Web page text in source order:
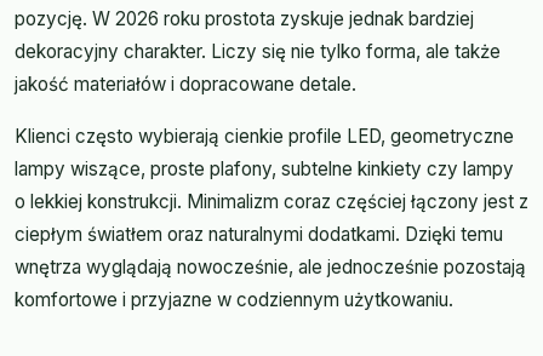
pozycję. W 2026 roku prostota zyskuje jednak bardziej
dekoracyjny charakter. Liczy się nie tylko forma, ale także
jakość materiałów i dopracowane detale.
Klienci często wybierają cienkie profile LED, geometryczne
lampy wiszące, proste plafony, subtelne kinkiety czy lampy
o lekkiej konstrukcji. Minimalizm coraz częściej łączony jest z
ciepłym światłem oraz naturalnymi dodatkami. Dzięki temu
wnętrza wyglądają nowocześnie, ale jednocześnie pozostają
komfortowe i przyjazne w codziennym użytkowaniu.